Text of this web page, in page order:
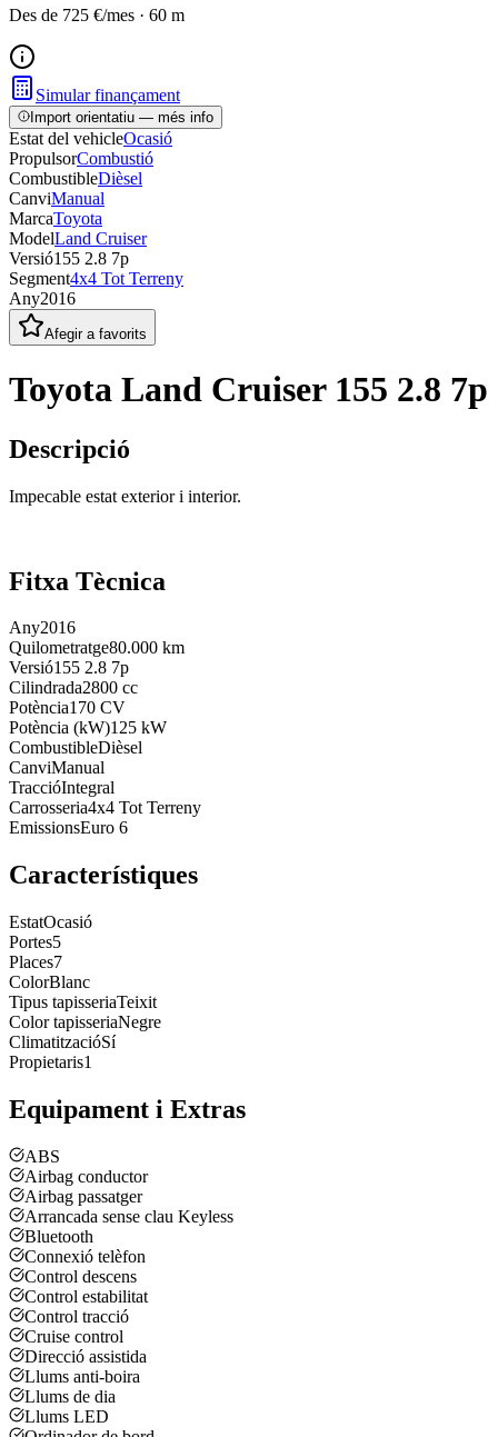
Des de 725 €/mes · 60 m
Simular finançament
Import orientatiu — més info
Estat del vehicleOcasió
PropulsorCombustió
CombustibleDièsel
CanviManual
MarcaToyota
ModelLand Cruiser
Versió155 2.8 7p
Segment4x4 Tot Terreny
Any2016
Afegir a favorits
Toyota Land Cruiser 155 2.8 7p
Descripció
Impecable estat exterior i interior.
Fitxa Tècnica
Any2016
Quilometratge80.000 km
Versió155 2.8 7p
Cilindrada2800 cc
Potència170 CV
Potència (kW)125 kW
CombustibleDièsel
CanviManual
TraccióIntegral
Carrosseria4x4 Tot Terreny
EmissionsEuro 6
Característiques
EstatOcasió
Portes5
Places7
ColorBlanc
Tipus tapisseriaTeixit
Color tapisseriaNegre
ClimatitzacióSí
Propietaris1
Equipament i Extras
ABS
Airbag conductor
Airbag passatger
Arrancada sense clau Keyless
Bluetooth
Connexió telèfon
Control descens
Control estabilitat
Control tracció
Cruise control
Direcció assistida
Llums anti-boira
Llums de dia
Llums LED